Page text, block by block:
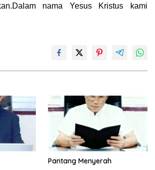
nama Yesus Kristus kami
Pantang Menyerah